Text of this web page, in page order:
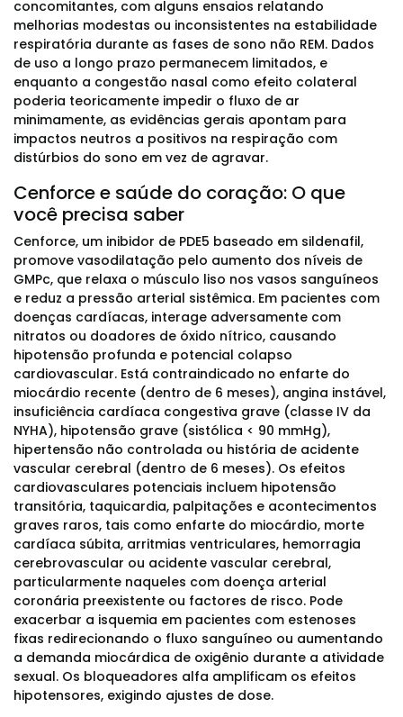
concomitantes, com alguns ensaios relatando
melhorias modestas ou inconsistentes na estabilidade
respiratória durante as fases de sono não REM. Dados
de uso a longo prazo permanecem limitados, e
enquanto a congestão nasal como efeito colateral
poderia teoricamente impedir o fluxo de ar
minimamente, as evidências gerais apontam para
impactos neutros a positivos na respiração com
distúrbios do sono em vez de agravar.
Cenforce e saúde do coração: O que
você precisa saber
Cenforce, um inibidor de PDE5 baseado em sildenafil,
promove vasodilatação pelo aumento dos níveis de
GMPc, que relaxa o músculo liso nos vasos sanguíneos
e reduz a pressão arterial sistêmica. Em pacientes com
doenças cardíacas, interage adversamente com
nitratos ou doadores de óxido nítrico, causando
hipotensão profunda e potencial colapso
cardiovascular. Está contraindicado no enfarte do
miocárdio recente (dentro de 6 meses), angina instável,
insuficiência cardíaca congestiva grave (classe IV da
NYHA), hipotensão grave (sistólica < 90 mmHg),
hipertensão não controlada ou história de acidente
vascular cerebral (dentro de 6 meses). Os efeitos
cardiovasculares potenciais incluem hipotensão
transitória, taquicardia, palpitações e acontecimentos
graves raros, tais como enfarte do miocárdio, morte
cardíaca súbita, arritmias ventriculares, hemorragia
cerebrovascular ou acidente vascular cerebral,
particularmente naqueles com doença arterial
coronária preexistente ou factores de risco. Pode
exacerbar a isquemia em pacientes com estenoses
fixas redirecionando o fluxo sanguíneo ou aumentando
a demanda miocárdica de oxigênio durante a atividade
sexual. Os bloqueadores alfa amplificam os efeitos
hipotensores, exigindo ajustes de dose.